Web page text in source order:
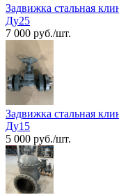
Задвижка стальная
Ду25
7 000 руб./шт.
Задвижка стальная
Ду15
5 000 руб./шт.